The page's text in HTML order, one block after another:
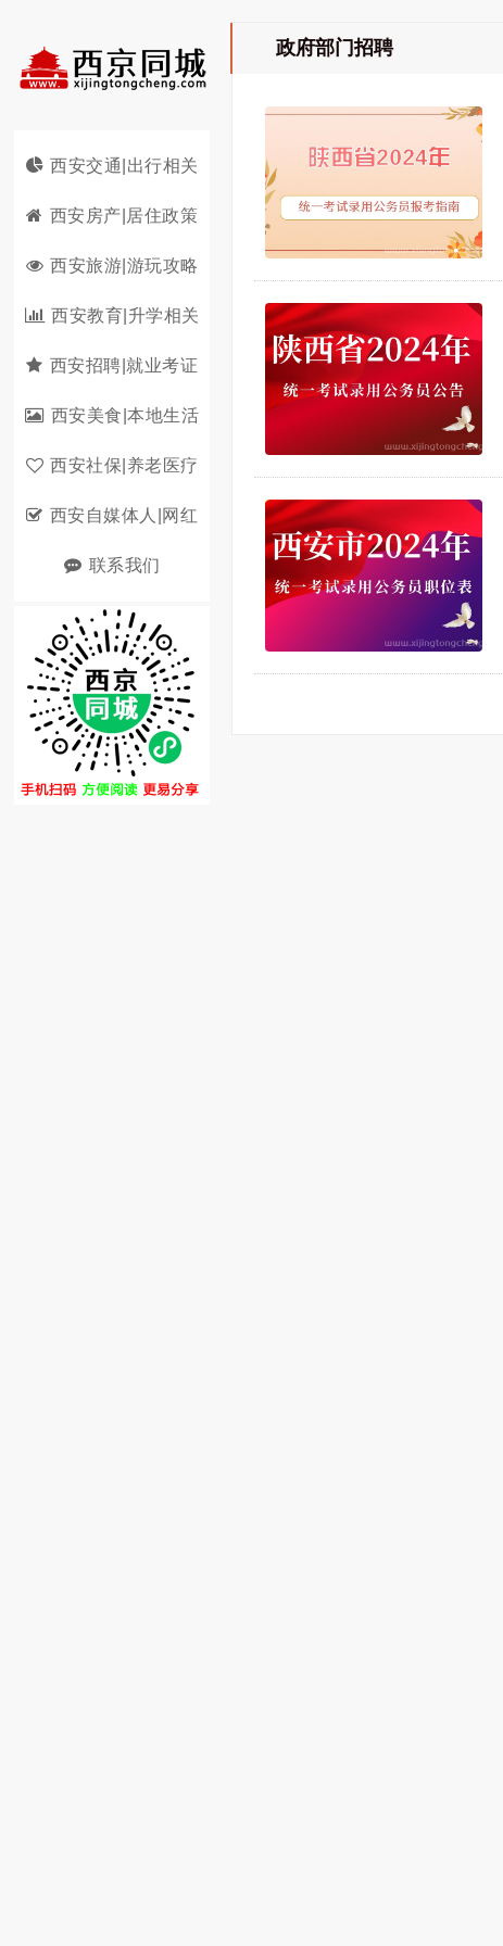
西安交通|出行相关
西安房产|居住政策
西安旅游|游玩攻略
西安教育|升学相关
西安招聘|就业考证
西安美食|本地生活
西安社保|养老医疗
西安自媒体人|网红
联系我们
政府部门招聘